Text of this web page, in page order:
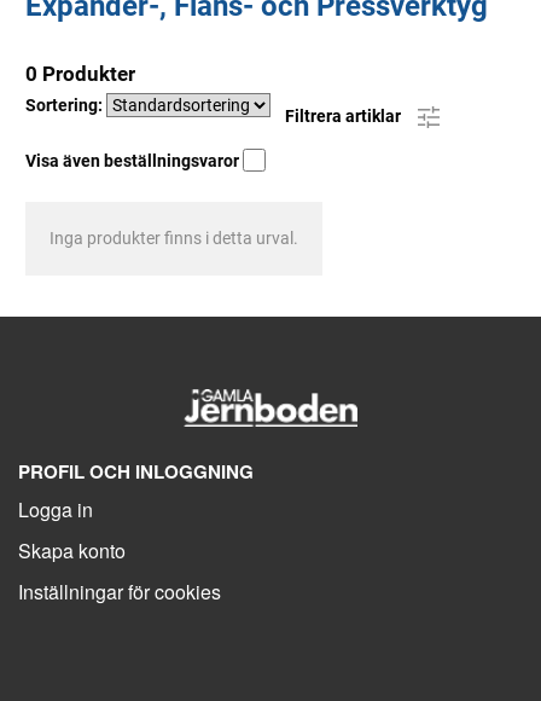
0 Produkter
Sortering:
Filtrera artiklar
Visa även beställningsvaror
Inga produkter finns i detta urval.
PROFIL OCH INLOGGNING
Logga in
Skapa konto
Inställningar för cookies